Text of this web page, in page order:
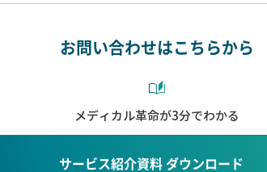
お問い合わせはこちらから
メディカル革命が3分でわかる
サービス紹介資料 ダウンロード